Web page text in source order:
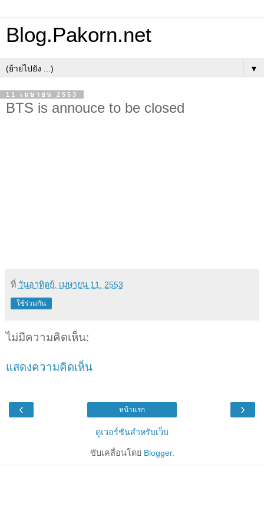
Blog.Pakorn.net
▼
11 เมษายน 2553
BTS is annouce to be closed
ที่ วันอาทิตย์, เมษายน 11, 2553
ใช้ร่วมกัน
ไม่มีความคิดเห็น:
แสดงความคิดเห็น
‹ ›
หน้าแรก
ดูเวอร์ชันสำหรับเว็บ
ขับเคลื่อนโดย Blogger.